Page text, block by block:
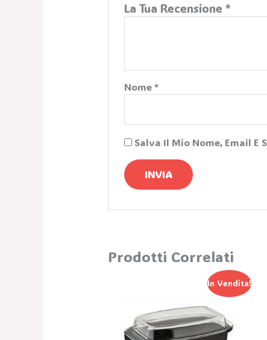
La Tua Recensione*
Nome*
Salva Il Mio Nome, Email E
Prodotti Correlati
In Vendita!
Prezzo
Era:
121,30 €.
Il
Prezzo
Attuale
È:
84,90 €.